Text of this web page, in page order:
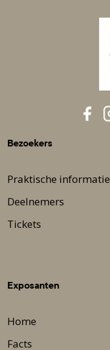
Bezoekers
Praktische informatie
Deelnemers
Tickets
Exposanten
Home
Facts